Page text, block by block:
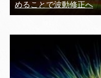
めることで波動修正へ